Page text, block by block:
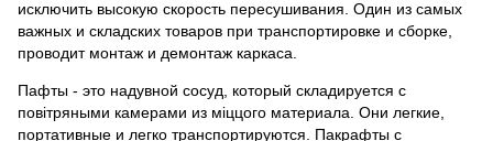
исключить высокую скорость пересушивания. Один из самых
важных и складских товаров при транспортировке и сборке,
проводит монтаж и демонтаж каркаса.
Пафты - это надувной сосуд, который складируется с
повітряными камерами из міццого материала. Они легкие,
портативные и легко транспортируются. Пакрафты с